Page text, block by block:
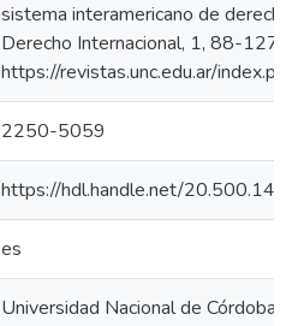
sistema interamericano de
Derecho Internacional, 1, 88-127.
https://revistas.unc.edu.ar/
2250-5059
https://hdl.handle.net/
es
Universidad Nacional de Córdoba,